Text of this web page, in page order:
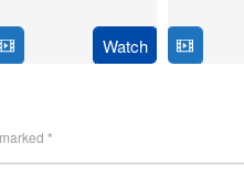
Watch
*